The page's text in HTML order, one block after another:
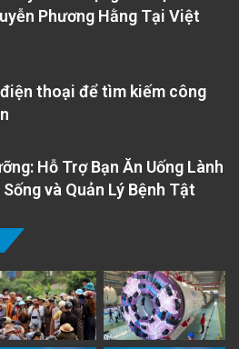
Phương Hằng Tại Việt
thoại để tìm kiếm công
Hỗ Trợ Bạn Ăn Uống Lành
và Quản Lý Bệnh Tật